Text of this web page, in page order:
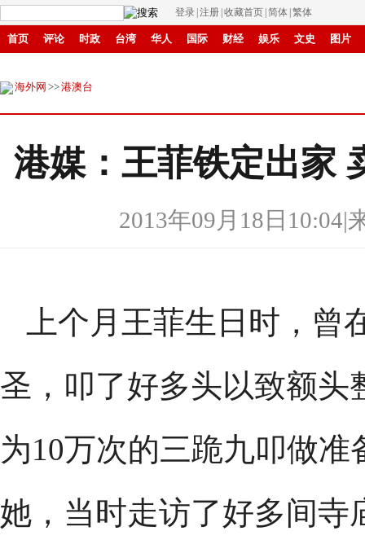
登录 注册 收藏首页 简体 繁体
首页 评论 时政 台湾 华人 国际 财经 娱乐 文史 图片
海外网 >>港澳台
港媒：王菲铁定出家
2013年09月18日10:04|
上个月王菲生日时，
圣，叩了好多头以致额头
为10万次的三跪九叩做
她，当时走访了好多间寺